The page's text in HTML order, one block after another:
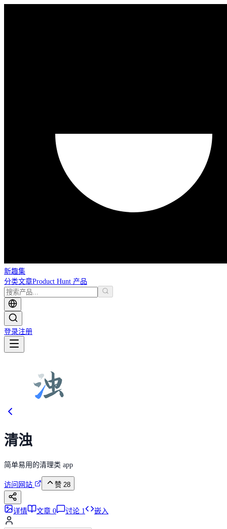
新趣集
分类文章Product Hunt 产品
登录注册
清浊
简单易用的清理类 app
访问网站 赞 28
详情 文章 0 讨论 1 嵌入